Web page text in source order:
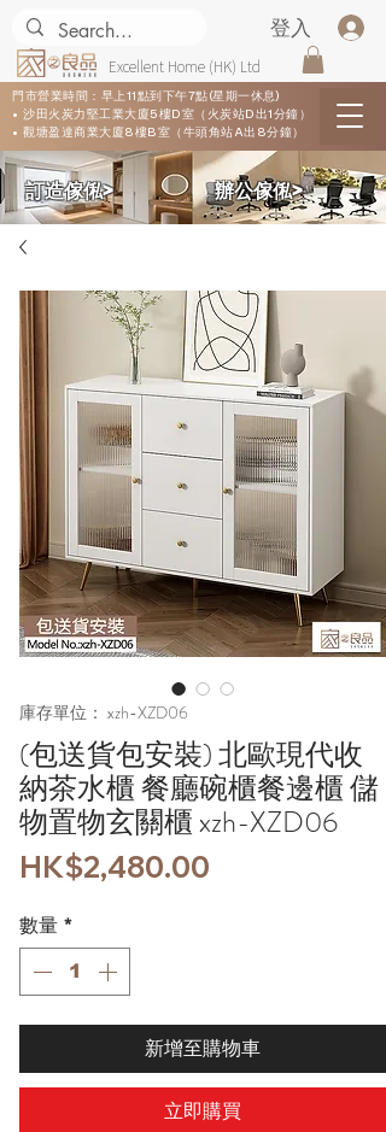
Excellent Home (HK) Ltd
登入
門市營業時間：早上11點到下午7點(星期一休息)
• 沙田火炭力堅工業大廈5樓D室（火炭站D出1分鐘）
• 觀塘盈達商業大廈8樓B室（牛頭角站A出8分鐘）
​訂造傢俬> ​辦公傢俬>
庫存單位： xzh-XZD06
(包送貨包安裝) 北歐現代收
納茶水櫃 餐廳碗櫃餐邊櫃 儲
物置物玄關櫃 xzh-XZD06
HK$2,480.00
數量 *
新增至購物車
立即購買